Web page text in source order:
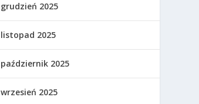
grudzień 2025
listopad 2025
październik 2025
wrzesień 2025